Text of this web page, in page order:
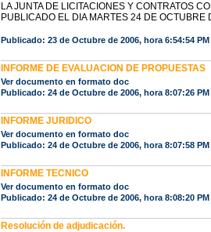
LA JUNTA DE LICITACIONES Y CONTRATOS
PUBLICADO EL DIA MARTES 24 DE OCTUBRE
Publicado: 23 de Octubre de 2006, hora 6:54:54 PM
INFORME DE EVALUACION DE PROPUESTAS
Ver documento en formato doc
Publicado: 24 de Octubre de 2006, hora 8:07:26 PM
INFORME JURIDICO
Ver documento en formato doc
Publicado: 24 de Octubre de 2006, hora 8:07:58 PM
INFORME TECNICO
Ver documento en formato doc
Publicado: 24 de Octubre de 2006, hora 8:08:20 PM
Resolución de adjudicación.